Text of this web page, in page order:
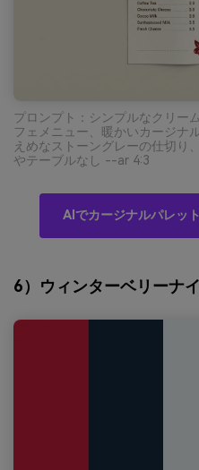
プロンプト：シンプルなクリー
フェメニュー、暖かいカージナ
えめなストーングレーの仕切り
やテーブルなし --ar 4:3
AIでカージナルパレッ
6）ウィンターベリーナ